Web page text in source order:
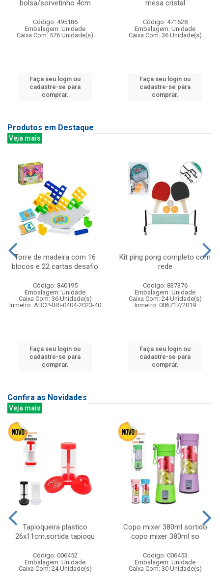
bolsa/sorvetinho 4cm
Código: 495186
Embalagem: Unidade
Caixa Com: 576 Unidade(s)
Faça seu login ou
cadastre-se para
comprar.
mesa cristal
Código: 471628
Embalagem: Unidade
Caixa Com: 36 Unidade(s)
Faça seu login ou
cadastre-se para
comprar.
Produtos em Destaque
Veja mais
Torre de madeira com 16
blocos e 22 cartas desafio
Código: 840195
Embalagem: Unidade
Caixa Com: 36 Unidade(s)
Inmetro: ABCP-BRI-0404-2023-40
Faça seu login ou
cadastre-se para
comprar.
Kit ping pong completo com
rede
Código: 837376
Embalagem: Unidade
Caixa Com: 24 Unidade(s)
Inmetro: 006717/2019
Faça seu login ou
cadastre-se para
comprar.
Confira as Novidades
Veja mais
Tapioqueira plastico
26x11cm,sortida tapioqu
Código: 006452
Embalagem: Unidade
Caixa Com: 24 Unidade(s)
Copo mixer 380ml sortido
copo mixer 380ml so
Código: 006453
Embalagem: Unidade
Caixa Com: 30 Unidade(s)